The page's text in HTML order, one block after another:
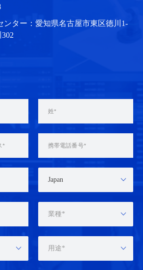
ンター：愛知県名古屋市東区徳川1-
Japan
業種*
用途*